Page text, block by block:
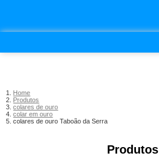
Home
Produtos
colares de ouro
colar em ouro
colares de ouro Taboão da Serra
Produtos